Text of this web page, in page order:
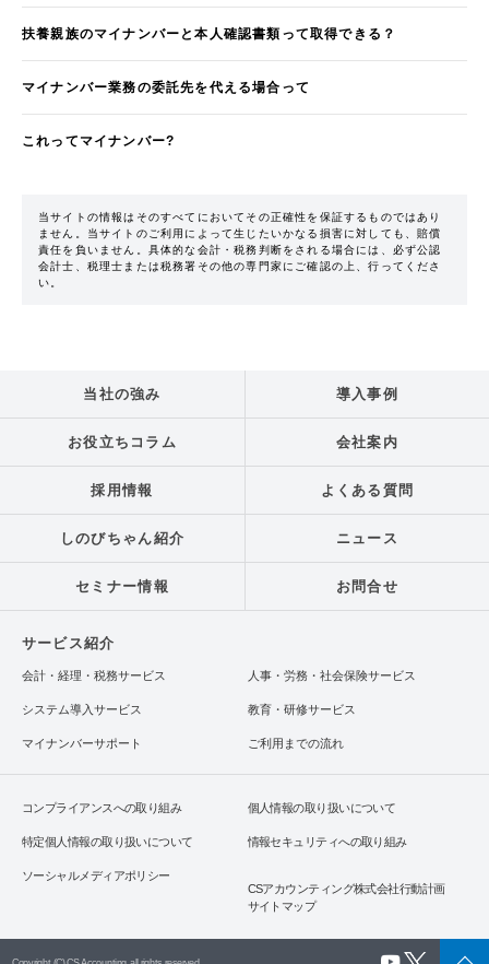
扶養親族のマイナンバーと本人確認書類って取得できる？
マイナンバー業務の委託先を代える場合って
これってマイナンバー?
当サイトの情報はそのすべてにおいてその正確性を保証するものではあり
ません。当サイトのご利用によって生じたいかなる損害に対しても、賠償
責任を負いません。具体的な会計・税務判断をされる場合には、必ず公認
会計士、税理士または税務署その他の専門家にご確認の上、行ってくださ
い。
当社の強み 導入事例
お役立ちコラム 会社案内
採用情報 よくある質問
しのびちゃん紹介 ニュース
セミナー情報 お問合せ
サービス紹介
会計・経理・税務サービス 人事・労務・社会保険サービス
システム導入サービス 教育・研修サービス
マイナンバーサポート ご利用までの流れ
コンプライアンスへの取り組み 個人情報の取り扱いについて
特定個人情報の取り扱いについて 情報セキュリティへの取り組み
ソーシャルメディアポリシー
CSアカウンティング株式会社行動計画
サイトマップ